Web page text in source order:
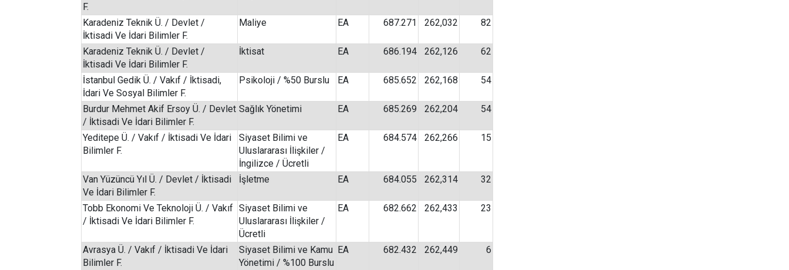
F.
Karadeniz Teknik Ü. / Devlet /
İktisadi Ve İdari Bilimler F.
Maliye EA 687.271 262,032 82
Karadeniz Teknik Ü. / Devlet /
İktisadi Ve İdari Bilimler F.
İktisat EA 686.194 262,126 62
İstanbul Gedik Ü. / Vakıf / İktisadi,
İdari Ve Sosyal Bilimler F.
Psikoloji / %50 Burslu EA 685.652 262,168 54
Burdur Mehmet Akif Ersoy Ü. / Devlet
/ İktisadi Ve İdari Bilimler F.
Sağlık Yönetimi EA 685.269 262,204 54
Yeditepe Ü. / Vakıf / İktisadi Ve İdari
Bilimler F.
Siyaset Bilimi ve
Uluslararası İlişkiler /
İngilizce / Ücretli
EA 684.574 262,266 15
Van Yüzüncü Yıl Ü. / Devlet / İktisadi
Ve İdari Bilimler F.
İşletme EA 684.055 262,314 32
Tobb Ekonomi Ve Teknoloji Ü. / Vakıf
/ İktisadi Ve İdari Bilimler F.
Siyaset Bilimi ve
Uluslararası İlişkiler /
Ücretli
EA 682.662 262,433 23
Avrasya Ü. / Vakıf / İktisadi Ve İdari
Bilimler F.
Siyaset Bilimi ve Kamu
Yönetimi / %100 Burslu
EA 682.432 262,449 6